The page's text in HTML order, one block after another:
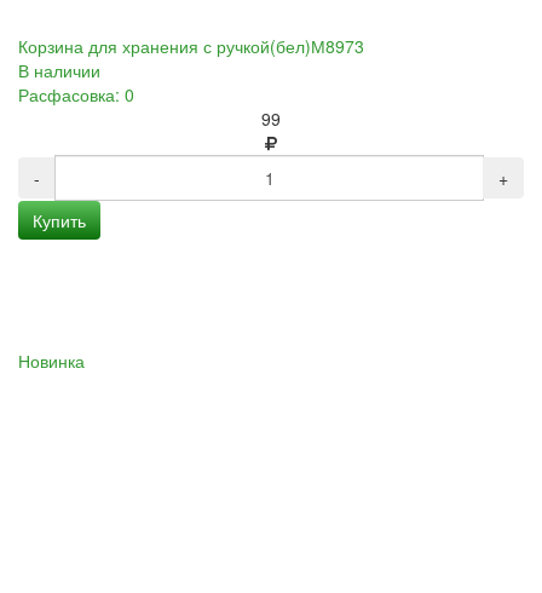
Корзина для хранения с ручкой(бел)М8973
В наличии
Расфасовка: 0
99
-
+
Купить
Новинка